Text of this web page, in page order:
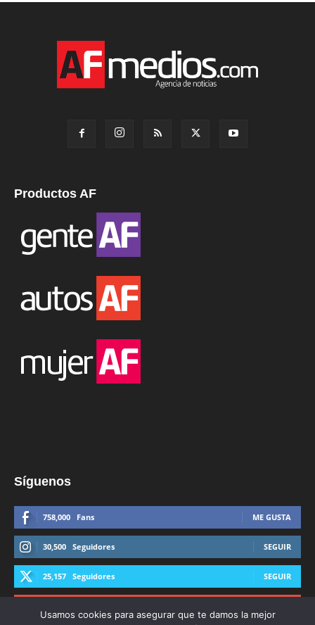
Productos AF
Síguenos
758,000 Fans ME GUSTA
30,500 Seguidores SEGUIR
25,157 Seguidores SEGUIR
Usamos cookies para asegurar que te damos la mejor